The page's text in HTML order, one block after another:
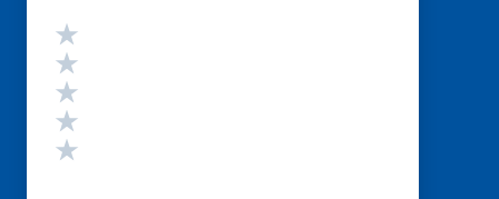
Valutazione